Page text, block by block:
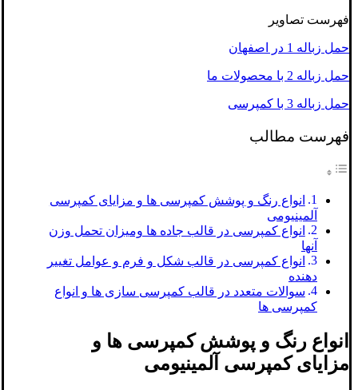
فهرست تصاویر
حمل زباله 1 در اصفهان
حمل زباله 2 با محصولات ما
حمل زباله 3 با کمپرسی
فهرست مطالب
انواع رنگ و پوشش کمپرسی ها و مزایای کمپرسی
آلمینیومی
انواع کمپرسی در قالب جاده ها ومیزان تحمل وزن
آنها
انواع کمپرسی در قالب شکل و فرم و عوامل تغییر
دهنده
سوالات متعدد در قالب کمپرسی سازی ها و انواع
کمپرسی ها
انواع رنگ و پوشش کمپرسی ها و
مزایای کمپرسی آلمینیومی